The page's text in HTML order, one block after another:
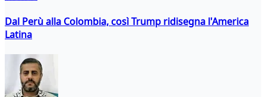
Dal Perù alla Colombia, così Trump ridisegna l'America
Latina